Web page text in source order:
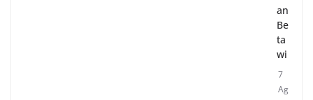
an
Be
ta
wi
7
Ag